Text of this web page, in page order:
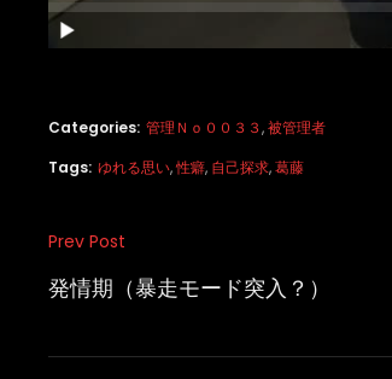
Categories: 管理Ｎｏ００３３,被管理者
Tags: ゆれる思い,性癖, 自己探求,葛藤
投
稿
ビ
Previous
Post
Prev Post
発情期（暴走モード突入？）